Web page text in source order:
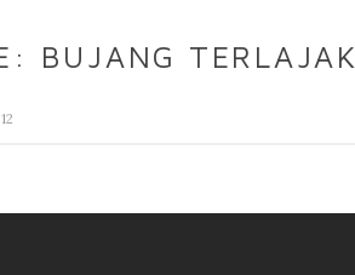
BUJANG TERLAJAK